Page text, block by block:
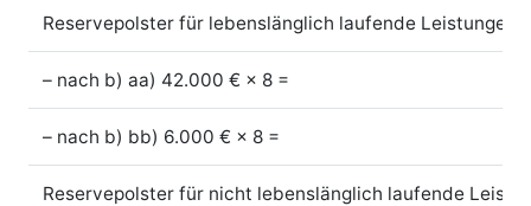
Reservepolster für lebenslänglich laufende Leistungen
– nach b) aa) 42.000 € × 8 =
– nach b) bb) 6.000 € × 8 =
Reservepolster für nicht lebenslänglich laufende